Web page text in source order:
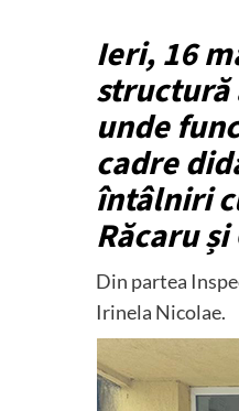
Ieri, 16
structură
unde
cadre
întâlniri
Răcaru
Din partea
Irinela Nicolae.